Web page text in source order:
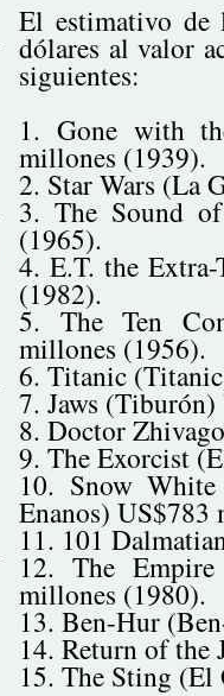
El estimativo de
dólares al valor
siguientes:
1. Gone with
millones (1939).
2. Star Wars (La
3. The Sound
(1965).
4. E.T. the
(1982).
5. The Ten
millones (1956).
6. Titanic
7. Jaws
8. Doctor
9. The Exorcist
10. Snow
Enanos)
11. 101
12. The
millones (1980).
13. Ben-Hur
14. Return of the
15. The Sting